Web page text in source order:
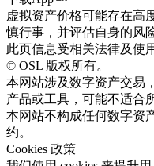
虚拟资产价格可能存在高
慎行事，并评估自身的风
此页信息受相关法律及使
© OSL 版权所有。
本网站涉及数字资产交易
产品或工具，可能不适合
本网站不构成任何数字资
约。
Cookies 政策